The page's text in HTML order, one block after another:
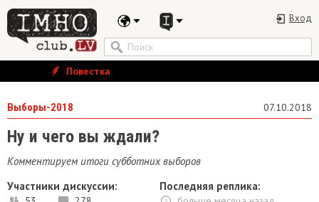
Вход
Повестка
Выборы-2018 07.10.2018
Ну и чего вы ждали?
Комментируем итоги субботних выборов
Участники дискуссии:
Последняя реплика: